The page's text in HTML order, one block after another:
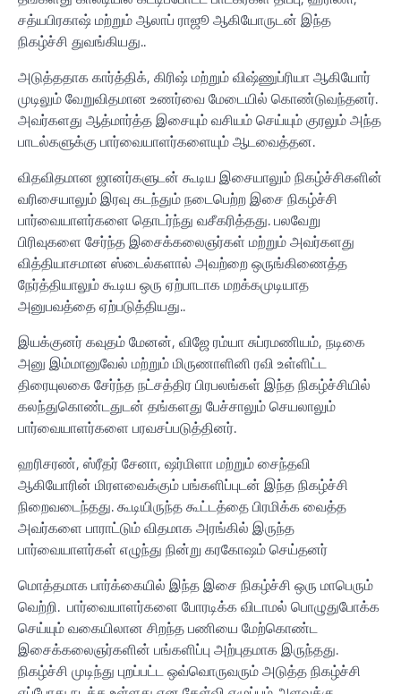
சத்யபிரகாஷ் மற்றும் ஆலாப் ராஜூ ஆகியோருடன் இந்த
நிகழ்ச்சி துவங்கியது..
அடுத்ததாக கார்த்திக், கிரிஷ் மற்றும் விஷ்ணுப்ரியா ஆகியோர்
முடிலும் வேறுவிதமான உணர்வை மேடையில் கொண்டுவந்தனர்.
அவர்களது ஆத்மார்த்த இசையும் வசியம் செய்யும் குரலும் அந்த
பாடல்களுக்கு பார்வையாளர்களையும் ஆடவைத்தன.
விதவிதமான ஜானர்களுடன் கூடிய இசையாலும் நிகழ்ச்சிகளின்
வரிசையாலும் இரவு கடந்தும் நடைபெற்ற இசை நிகழ்ச்சி
பார்வையாளர்களை தொடர்ந்து வசீகரித்தது. பலவேறு
பிரிவுகளை சேர்ந்த இசைக்கலைஞர்கள் மற்றும் அவர்களது
வித்தியாசமான ஸ்டைல்களால் அவற்றை ஒருங்கிணைத்த
நேர்த்தியாலும் கூடிய ஒரு ஏற்பாடாக மறக்கமுடியாத
அனுபவத்தை ஏற்படுத்தியது..
இயக்குனர் கவுதம் மேனன், விஜே ரம்யா சுப்ரமணியம், நடிகை
அனு இம்மானுவேல் மற்றும் மிருணாளினி ரவி உள்ளிட்ட
திரையுலகை சேர்ந்த நட்சத்திர பிரபலங்கள் இந்த நிகழ்ச்சியில்
கலந்துகொண்டதுடன் தங்களது பேச்சாலும் செயலாலும்
பார்வையாளர்களை பரவசப்படுத்தினர்.
ஹரிசரண், ஸ்ரீதர் சேனா, ஷர்மிளா மற்றும் சைந்தவி
ஆகியோரின் மிரளவைக்கும் பங்களிப்புடன் இந்த நிகழ்ச்சி
நிறைவடைந்தது. கூடியிருந்த கூட்டத்தை பிரமிக்க வைத்த
அவர்களை பாராட்டும் விதமாக அரங்கில் இருந்த
பார்வையாளர்கள் எழுந்து நின்று கரகோஷம் செய்தனர்
மொத்தமாக பார்க்கையில் இந்த இசை நிகழ்ச்சி ஒரு மாபெரும்
வெற்றி. பார்வையாளர்களை போரடிக்க விடாமல் பொழுதுபோக்க
செய்யும் வகையிலான சிறந்த பணியை மேற்கொண்ட
இசைக்கலைஞர்களின் பங்களிப்பு அற்புதமாக இருந்தது.
நிகழ்ச்சி முடிந்து புறப்பட்ட ஒவ்வொருவரும் அடுத்த நிகழ்ச்சி